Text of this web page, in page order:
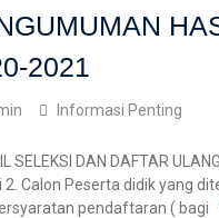
2021
Informasi Penting
SELEKSI DAN DAFTAR
2. Calon Peserta didik yang
pendaftaran ( bagi